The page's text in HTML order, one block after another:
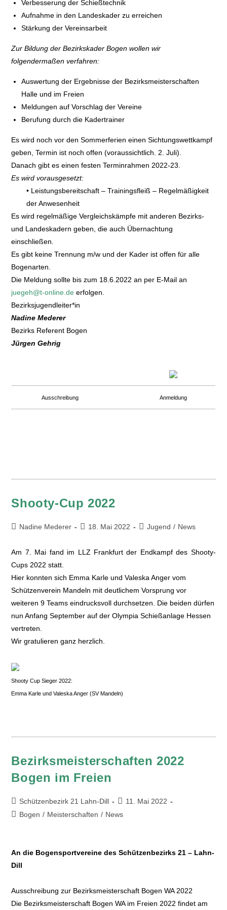
Verbesserung der Schießtechnik
Aufnahme in den Landeskader zu erreichen
Stärkung der Vereinsarbeit
Zur Bildung der Bezirkskader Bogen wollen wir
folgendermaßen verfahren:
Auswertung der Ergebnisse der Bezirksmeisterschaften
Halle und im Freien
Meldungen auf Vorschlag der Vereine
Berufung durch die Kadertrainer
Es wird noch vor den Sommerferien einen Sichtungswettkampf
geben, Termin ist noch offen (voraussichtlich. 2. Juli).
Danach gibt es einen festen Terminrahmen 2022-23.
Es wird vorausgesetzt:
• Leistungsbereitschaft – Trainingsfleiß – Regelmäßigkeit
der Anwesenheit
Es wird regelmäßige Vergleichskämpfe mit anderen Bezirks-
und Landeskadern geben, die auch Übernachtung
einschließen.
Es gibt keine Trennung m/w und der Kader ist offen für alle
Bogenarten.
Die Meldung sollte bis zum 18.6.2022 an per E-Mail an
juegeh@t-online.de erfolgen.
Bezirksjugendleiter*in
Nadine Mederer
Bezirks Referent Bogen
Jürgen Gehrig
Ausschreibung Anmeldung
Shooty-Cup 2022
Nadine Mederer 18. Mai 2022 Jugend / News
Am 7. Mai fand im LLZ Frankfurt der Endkampf des Shooty-
Cups 2022 statt.
Hier konnten sich Emma Karle und Valeska Anger vom
Schützenverein Mandeln mit deutlichem Vorsprung vor
weiteren 9 Teams eindrucksvoll durchsetzen. Die beiden dürfen
nun Anfang September auf der Olympia Schießanlage Hessen
vertreten.
Wir gratulieren ganz herzlich.
Shooty Cup Sieger 2022:
Emma Karle und Valeska Anger (SV Mandeln)
Bezirksmeisterschaften 2022
Bogen im Freien
Schützenbezirk 21 Lahn-Dill
11. Mai 2022
Bogen / Meisterschaften / News
An die Bogensportvereine des Schützenbezirks 21 – Lahn-
Dill
Ausschreibung zur Bezirksmeisterschaft Bogen WA 2022
Die Bezirksmeisterschaft Bogen WA im Freien 2022 findet am